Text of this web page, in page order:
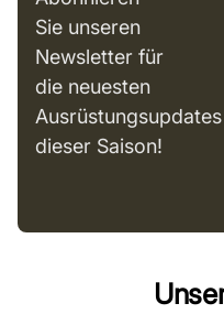
Sie unseren
Newsletter für
die neuesten
Ausrüstungsupdates
dieser Saison!